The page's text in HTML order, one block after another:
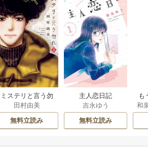
ミステリと言う勿
れ
田村由美
無料立読み
主人恋日記
吉永ゆう
無料立読み
も
離
和